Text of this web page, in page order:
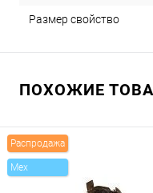
Размер свойство
ПОХОЖИЕ
Распродажа
Mex